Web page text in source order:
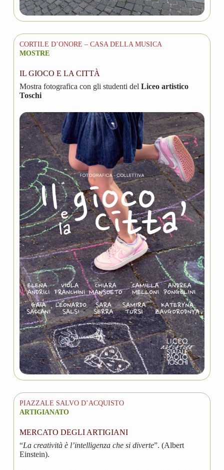
CORTILE D’ONORE – CASA DELLA MUSICA
MOSTRE
IL GIOCO E LA CITTÀ
Mostra fotografica con gli studenti del Liceo artistico
Toschi
PIAZZALE SALVO D’ACQUISTO
ARTIGIANATO
MERCATO DEGLI ARTIGIANI
“La creatività è l’intelligenza che si diverte”. (Albert
Einstein).